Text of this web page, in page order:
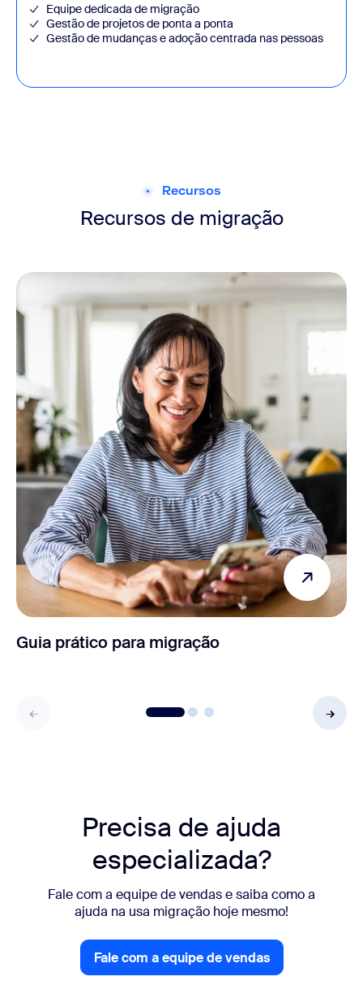
Equipe dedicada de migração
Gestão de projetos de ponta a ponta
Gestão de mudanças e adoção centrada nas pessoas
Recursos
Recursos de migração
Guia prático para migração
Precisa de ajuda
especializada?
Fale com a equipe de vendas e saiba como a
ajuda na usa migração hoje mesmo!
Fale com a equipe de vendas
Fale com a equipe de vendas